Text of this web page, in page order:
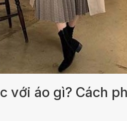
với áo gì? Cách